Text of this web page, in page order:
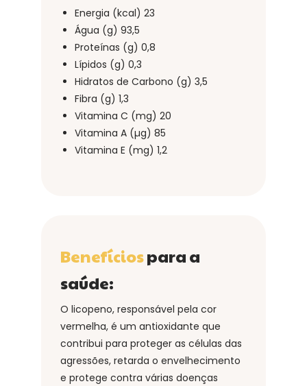
Energia (kcal) 23
Água (g) 93,5
Proteínas (g) 0,8
Lípidos (g) 0,3
Hidratos de Carbono (g) 3,5
Fibra (g) 1,3
Vitamina C (mg) 20
Vitamina A (µg) 85
Vitamina E (mg) 1,2
Benefíciospara a
saúde:
O licopeno, responsável pela cor
vermelha, é um antioxidante que
contribui para proteger as células das
agressões, retarda o envelhecimento
e protege contra várias doenças